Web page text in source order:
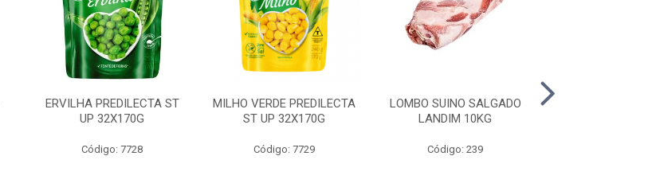
ERVILHA PREDILECTA ST
UP 32X170G
Código: 7728
MILHO VERDE PREDILECTA
ST UP 32X170G
Código: 7729
LOMBO SUINO SALGADO
LANDIM 10KG
Código: 239